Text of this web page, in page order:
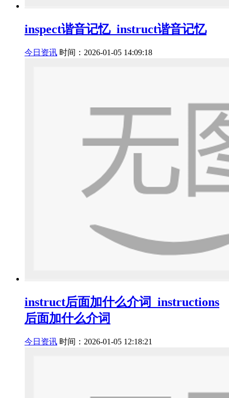
inspect谐音记忆_instruct谐音记忆
今日资讯 时间：2026-01-05 14:09:18
instruct后面加什么介词_instructions
后面加什么介词
今日资讯 时间：2026-01-05 12:18:21